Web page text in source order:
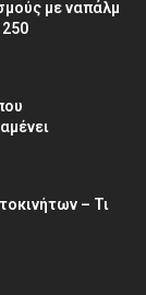
με ναπάλμ
– Τι